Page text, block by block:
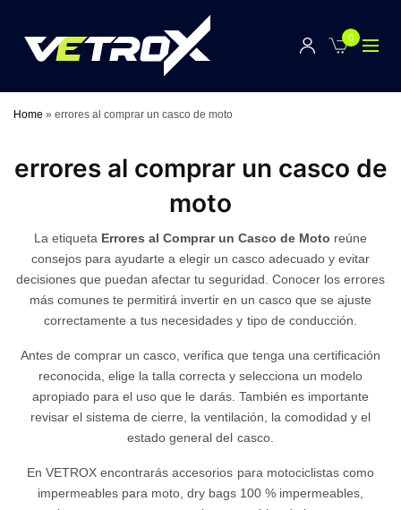
0
Home »errores al comprar un casco de moto
errores al comprar un casco de
moto
La etiqueta Errores al Comprar un Casco de Moto reúne
consejos para ayudarte a elegir un casco adecuado y evitar
decisiones que puedan afectar tu seguridad. Conocer los errores
más comunes te permitirá invertir en un casco que se ajuste
correctamente a tus necesidades y tipo de conducción.
Antes de comprar un casco, verifica que tenga una certificación
reconocida, elige la talla correcta y selecciona un modelo
apropiado para el uso que le darás. También es importante
revisar el sistema de cierre, la ventilación, la comodidad y el
estado general del casco.
En VETROX encontrarás accesorios para motociclistas como
impermeables para moto, dry bags 100 % impermeables,